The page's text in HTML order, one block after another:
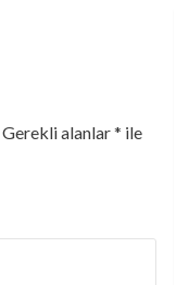
Gerekli alanlar* ile